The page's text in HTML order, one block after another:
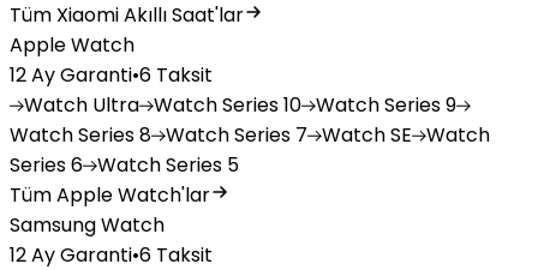
Tüm Xiaomi Akıllı Saat'lar
Apple Watch
12 Ay Garanti•6 Taksit
Watch Ultra WatchSeries 10 WatchSeries 9
WatchSeries 8 WatchSeries 7 WatchSE Watch
Series 6 WatchSeries 5
Tüm Apple Watch'lar
Samsung Watch
12 Ay Garanti•6 Taksit